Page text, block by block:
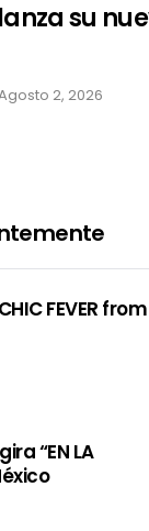
su
2, 2026
FEVER from
“EN LA